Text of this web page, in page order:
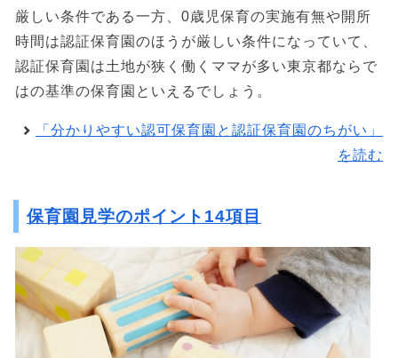
厳しい条件である一方、0歳児保育の実施有無や開所
時間は認証保育園のほうが厳しい条件になっていて、
認証保育園は土地が狭く働くママが多い東京都ならで
はの基準の保育園といえるでしょう。
「分かりやすい認可保育園と認証保育園のちがい」
を読む
保育園見学のポイント14項目